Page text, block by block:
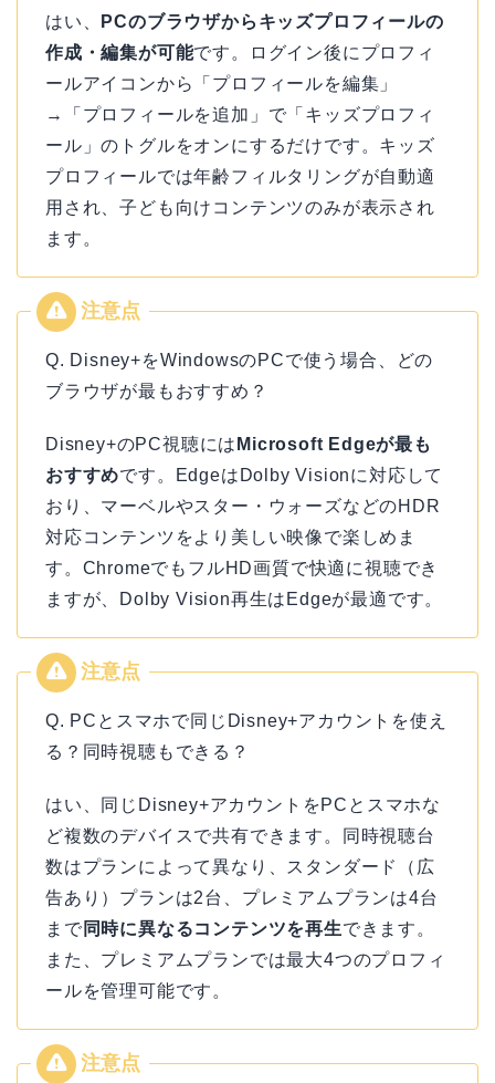
はい、
PCのブラウザからキッズプロフィールの
作成・編集が可能です。ログイン後にプロフィ
ールアイコンから「プロフィールを編集」
→「プロフィールを追加」で「キッズプロフィ
ール」のトグルをオンにするだけです。キッズ
プロフィールでは年齢フィルタリングが自動適
用され、子ども向けコンテンツのみが表示され
ます。
Q. Disney+をWindowsのPCで使う場合、どの
ブラウザが最もおすすめ？
Disney+のPC視聴には Microsoft Edgeが最も
おすすめです。EdgeはDolby Visionに対応して
おり、マーベルやスター・ウォーズなどのHDR
対応コンテンツをより美しい映像で楽しめま
す。ChromeでもフルHD画質で快適に視聴でき
ますが、Dolby Vision再生はEdgeが最適です。
Q. PCとスマホで同じDisney+アカウントを使え
る？同時視聴もできる？
はい、同じDisney+アカウントをPCとスマホな
ど複数のデバイスで共有できます。同時視聴台
数はプランによって異なり、スタンダード（広
告あり）プランは2台、プレミアムプランは4台
まで 同時に異なるコンテンツを再生できます。
また、プレミアムプランでは最大4つのプロフィ
ールを管理可能です。